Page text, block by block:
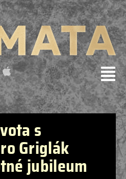
s
Griglák
jubileum